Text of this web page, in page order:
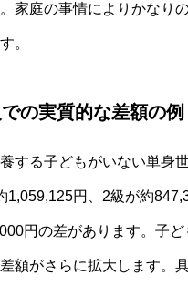
家庭の事情によりかなり
。
の実質的な差額の例
する子どもがいない単身
1,059,125円、2級が約
円の差があります。子
額がさらに拡大します。